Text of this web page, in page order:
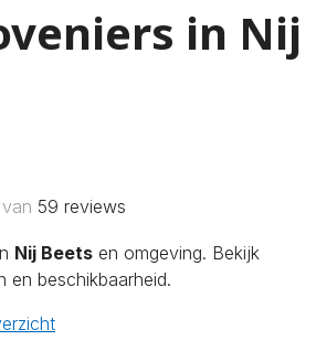
in Nij
59 reviews
Nij Beets en omgeving. Bekijk
en beschikbaarheid.